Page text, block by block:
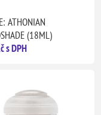
ATHONIAN
(18ML)
s DPH